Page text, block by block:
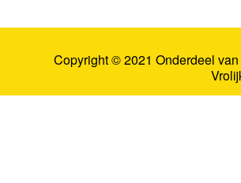
Copyright © 2021 Onderdeel van